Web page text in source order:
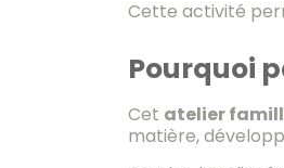
Cette activité
Pourquoi
Cet atelier
matière,